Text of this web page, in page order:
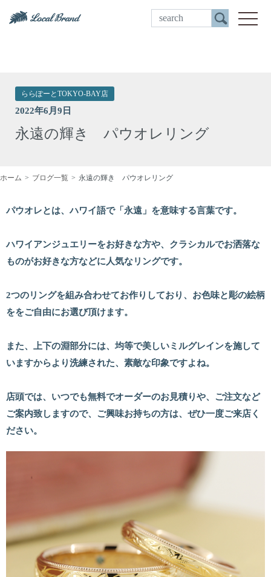
ご来店予約
ららぽーとTOKYO-BAY店
2022年6月9日
永遠の輝き パウオレリング
ホーム ブログ一覧 永遠の輝き パウオレリング
パウオレとは、ハワイ語で「永遠」を意味する言葉です。
ハワイアンジュエリーをお好きな方や、クラシカルでお洒落な
ものがお好きな方などに人気なリングです。
2つのリングを組み合わせてお作りしており、お色味と彫の絵柄
ををご自由にお選び頂けます。
また、上下の淵部分には、均等で美しいミルグレインを施して
いますからより洗練された、素敵な印象ですよね。
店頭では、いつでも無料でオーダーのお見積りや、ご注文など
ご案内致しますので、ご興味お持ちの方は、ぜひ一度ご来店く
ださい。